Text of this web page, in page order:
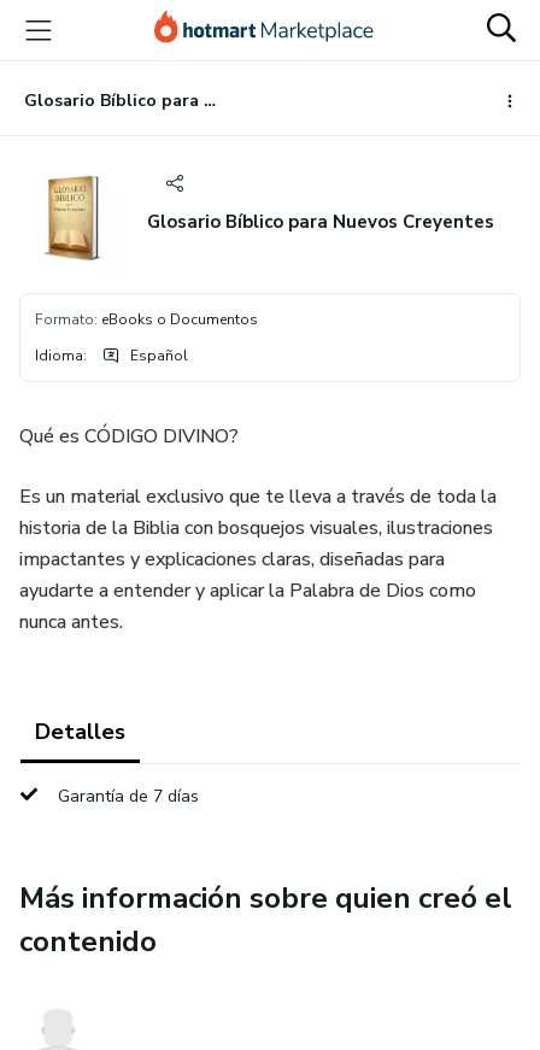
principal
página
de
página
Glosario Bíblico para Nuevos Creyentes
Glosario Bíblico para Nuevos Creyentes
Formato: eBooks o Documentos
Idioma: Español
Qué es CÓDIGO DIVINO?
Es un material exclusivo que te lleva a través de toda la
historia de la Biblia con bosquejos visuales, ilustraciones
impactantes y explicaciones claras, diseñadas para
ayudarte a entender y aplicar la Palabra de Dios como
nunca antes.
Detalles
Garantía de 7 días
Más información sobre quien creó el
contenido